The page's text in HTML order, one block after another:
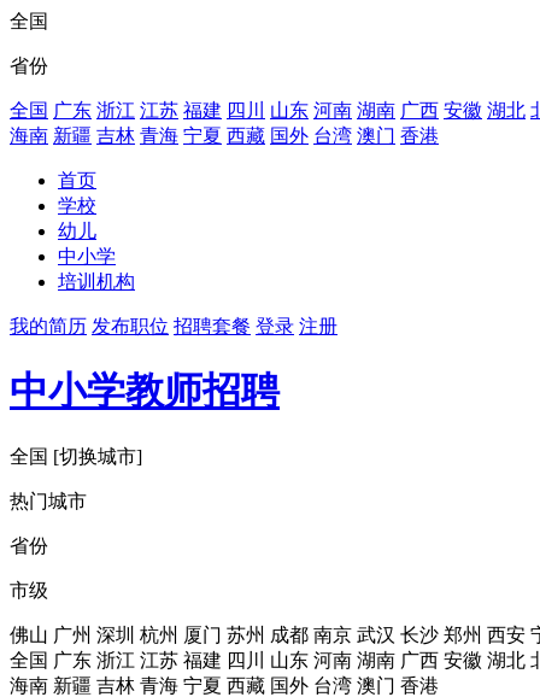
全国
省份
全国 广东 浙江 江苏 福建 四川 山东 河南 湖南 广西 安徽 湖北
海南 新疆 吉林 青海 宁夏 西藏 国外 台湾 澳门 香港
首页
学校
幼儿
中小学
培训机构
我的简历 发布职位 招聘套餐 登录 注册
中小学教师招聘
全国 [切换城市]
热门城市
省份
市级
佛山 广州 深圳 杭州 厦门 苏州 成都 南京 武汉 长沙 郑州 西安
全国 广东 浙江 江苏 福建 四川 山东 河南 湖南 广西 安徽 湖北
海南 新疆 吉林 青海 宁夏 西藏 国外 台湾 澳门 香港